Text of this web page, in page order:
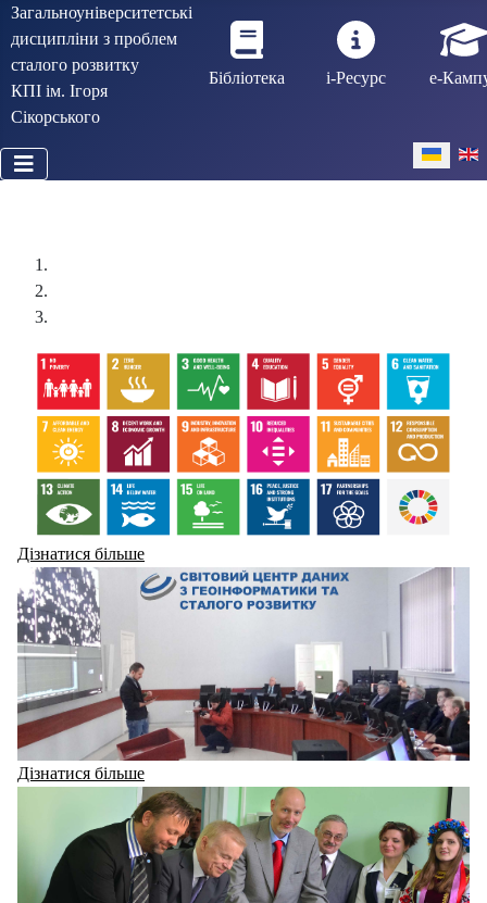
Загальноуніверситетські
дисципліни з проблем
сталого розвитку
КПІ ім. Ігоря
Сікорського
Бібліотека і-Ресурс е-
Дізнатися більше
Дізнатися більше